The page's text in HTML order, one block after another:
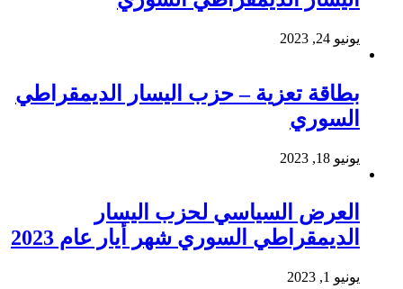
يونيو 24, 2023
بطاقة تعزية – حزب اليسار الديمقراطي
السوري
يونيو 18, 2023
العرض السياسي لحزب اليسار
الديمقراطي السوري شهر أيار عام 2023
يونيو 1, 2023